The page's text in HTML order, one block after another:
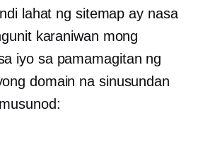
lahat ng sitemap ay nasa
karaniwan mong
iyo sa pamamagitan ng
domain na sinusundan